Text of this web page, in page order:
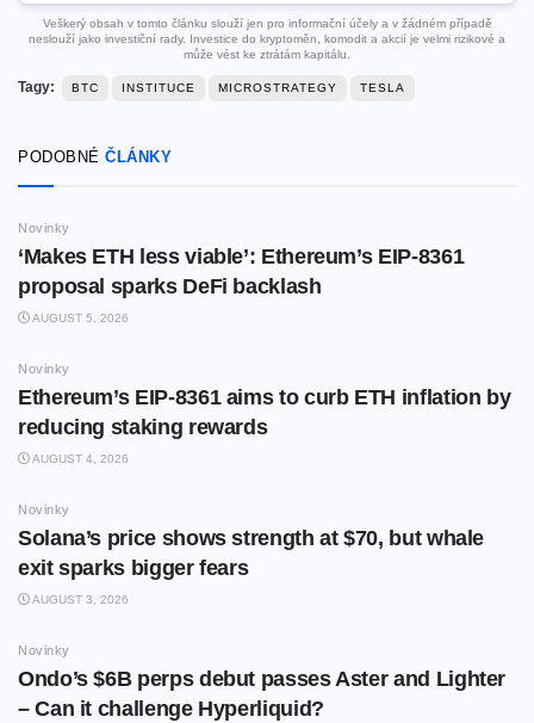
Veškerý obsah v tomto článku slouží jen pro informační účely a v žádném případě
neslouží jako investiční rady. Investice do kryptoměn, komodit a akcií je velmi rizikové a
může vést ke ztrátám kapitálu.
Tagy: BTC INSTITUCE MICROSTRATEGY TESLA
PODOBNÉ ČLÁNKY
Novinky
‘Makes ETH less viable’: Ethereum’s EIP-8361
proposal sparks DeFi backlash
AUGUST 5, 2026
Novinky
Ethereum’s EIP-8361 aims to curb ETH inflation by
reducing staking rewards
AUGUST 4, 2026
Novinky
Solana’s price shows strength at $70, but whale
exit sparks bigger fears
AUGUST 3, 2026
Novinky
Ondo’s $6B perps debut passes Aster and Lighter
– Can it challenge Hyperliquid?